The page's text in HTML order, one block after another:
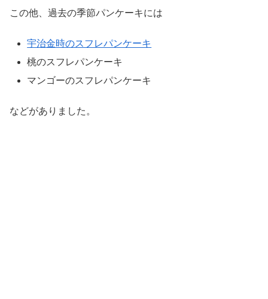
この他、過去の季節パンケーキには
宇治金時のスフレパンケーキ
桃のスフレパンケーキ
マンゴーのスフレパンケーキ
などがありました。